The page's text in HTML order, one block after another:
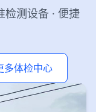
检测设备 · 便捷
多体检中心